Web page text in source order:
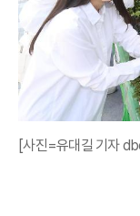
[사진=유대길 기자